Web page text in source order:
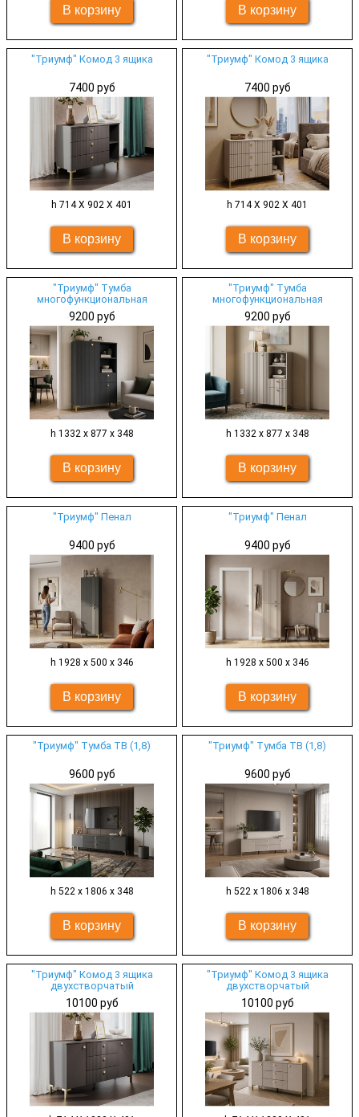
"Триумф" Комод 3 ящика
7400 руб
h 714 Х 902 Х 401
"Триумф" Комод 3 ящика
7400 руб
h 714 Х 902 Х 401
"Триумф" Тумба
многофункциональная
9200 руб
h 1332 х 877 х 348
"Триумф" Тумба
многофункциональная
9200 руб
h 1332 х 877 х 348
"Триумф" Пенал
9400 руб
h 1928 х 500 х 346
"Триумф" Пенал
9400 руб
h 1928 х 500 х 346
"Триумф" Тумба ТВ (1,8)
9600 руб
h 522 х 1806 х 348
"Триумф" Тумба ТВ (1,8)
9600 руб
h 522 х 1806 х 348
"Триумф" Комод 3 ящика
двухстворчатый
10100 руб
"Триумф" Комод 3 ящика
двухстворчатый
10100 руб